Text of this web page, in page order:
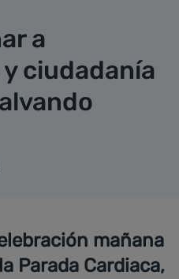
a
ciudadanía
mañana
Parada Cardiaca,